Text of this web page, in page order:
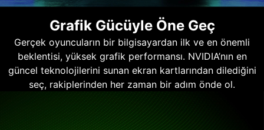
Grafik Gücüyle Öne Geç
Gerçek oyuncuların bir bilgisayardan ilk ve en önemli
beklentisi, yüksek grafik performansı. NVIDIA’nın en
güncel teknolojilerini sunan ekran kartlarından dilediğini
seç, rakiplerinden her zaman bir adım önde ol.